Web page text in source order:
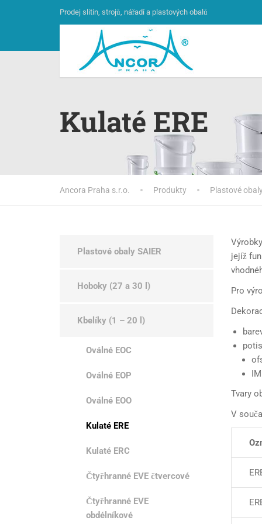
Prodej slitin, strojů, nářadí a plastových obalů
Kulaté ERE
Ancora Praha s.r.o. Produkty Plastové
jejíž
Pro
Tvary
V
Plastové obaly SAIER
Hoboky (27 a 30 l)
Kbelíky (1 – 20 l)
Oválné EOC
Oválné EOP
Oválné EOO
Kulaté ERE
Kulaté ERC
Čtyřhranné EVE čtvercové
Čtyřhranné EVE
obdélníkové